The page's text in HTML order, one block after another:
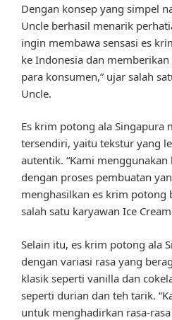
Dengan konsep yang simpel
Uncle berhasil menarik
ingin membawa sensasi es
ke Indonesia dan
para konsumen,” ujar salah
Uncle.
Es krim potong ala Singapura
tersendiri, yaitu tekstur yang
autentik. “Kami
dengan proses pembuatan
menghasilkan es krim potong
salah satu karyawan Ice
Selain itu, es krim potong ala
dengan variasi rasa yang
klasik seperti vanilla dan
seperti durian dan teh tarik.
untuk menghadirkan rasa-